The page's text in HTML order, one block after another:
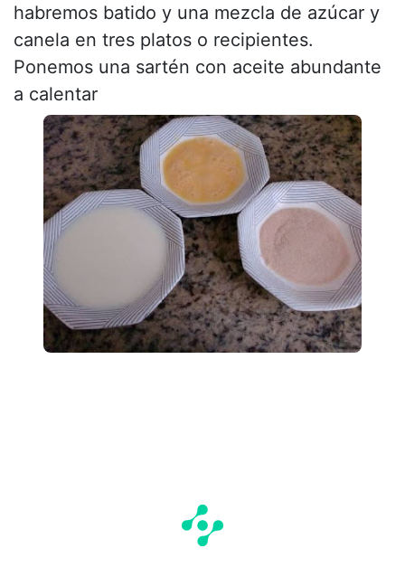
habremos batido y una mezcla de azúcar y
canela en tres platos o recipientes.
Ponemos una sartén con aceite abundante
a calentar